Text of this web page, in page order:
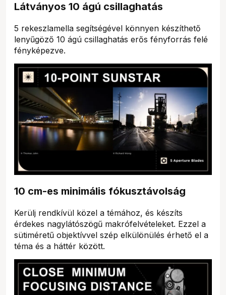
Látványos 10 ágú csillaghatás
5 rekeszlamella segítségével könnyen készíthető
lenyűgöző 10 ágú csillaghatás erős fényforrás felé
fényképezve.
10 cm-es minimális fókusztávolság
Kerülj rendkívül közel a témához, és készíts
érdekes nagylátószögű makrófelvételeket. Ezzel a
sütiméretű objektívvel szép elkülönülés érhető el a
téma és a háttér között.